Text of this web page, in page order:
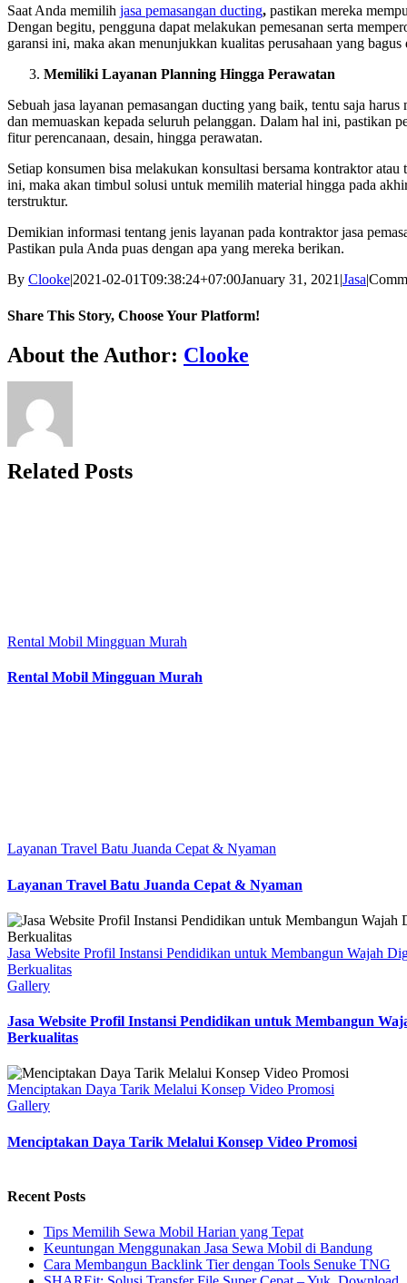
Saat Anda memilih jasa pemasangan ducting, pastikan mereka
Dengan begitu, pengguna dapat melakukan pemesanan serta
garansi ini, maka akan menunjukkan kualitas perusahaan yang bagus
Memiliki Layanan Planning Hingga Perawatan
Sebuah jasa layanan pemasangan ducting yang baik, tentu saja
dan memuaskan kepada seluruh pelanggan. Dalam hal ini, pastikan
fitur perencanaan, desain, hingga perawatan.
Setiap konsumen bisa melakukan konsultasi bersama kontraktor
ini, maka akan timbul solusi untuk memilih material hingga pada
terstruktur.
Demikian informasi tentang jenis layanan pada kontraktor jasa
Pastikan pula Anda puas dengan apa yang mereka berikan.
By Clooke|2021-02-01T09:38:24+07:00January 31, 2021 |Jasa|
Share This Story, Choose Your Platform!
Facebook
Twitter
Reddit
LinkedIn
WhatsApp
Tumblr
Pinterest
Vk
Xing
Email
About the Author: Clooke
Related Posts
Rental Mobil Mingguan Murah
Rental Mobil Mingguan Murah
Layanan Travel Batu Juanda Cepat & Nyaman
Layanan Travel Batu Juanda Cepat & Nyaman
Jasa Website Profil Instansi Pendidikan untuk Membangun Wajah
Berkualitas
Gallery
Jasa Website Profil Instansi Pendidikan untuk Membangun
Berkualitas
Menciptakan Daya Tarik Melalui Konsep Video Promosi
Gallery
Menciptakan Daya Tarik Melalui Konsep Video Promosi
Recent Posts
Tips Memilih Sewa Mobil Harian yang Tepat
Keuntungan Menggunakan Jasa Sewa Mobil di Bandung
Cara Membangun Backlink Tier dengan Tools Senuke TNG